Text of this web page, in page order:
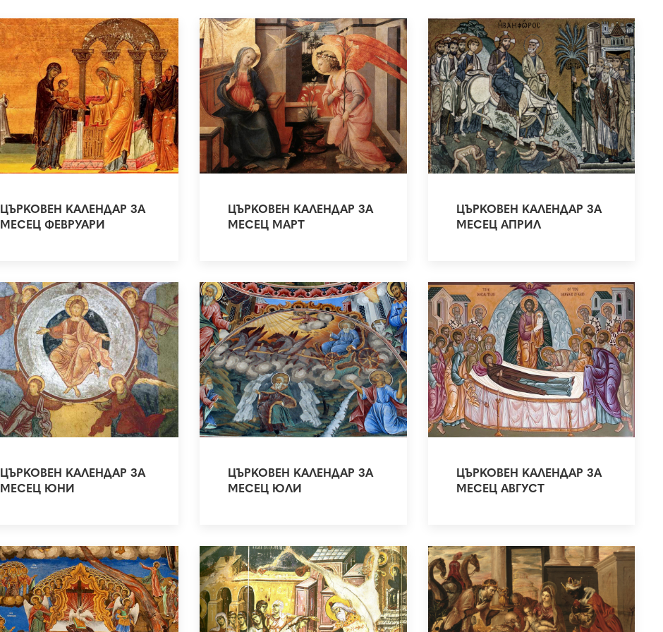
ЦЪРКОВЕН КАЛЕНДАР ЗА
МЕСЕЦ ФЕВРУАРИ
ЦЪРКОВЕН КАЛЕНДАР ЗА
МЕСЕЦ МАРТ
ЦЪРКОВЕН КАЛЕНДАР ЗА
МЕСЕЦ АПРИЛ
ЦЪРКОВЕН КАЛЕНДАР ЗА
МЕСЕЦ ЮНИ
ЦЪРКОВЕН КАЛЕНДАР ЗА
МЕСЕЦ ЮЛИ
ЦЪРКОВЕН КАЛЕНДАР ЗА
МЕСЕЦ АВГУСТ